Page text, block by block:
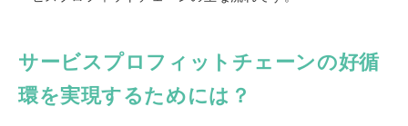
サービスプロフィットチェーンの好循
環を実現するためには？